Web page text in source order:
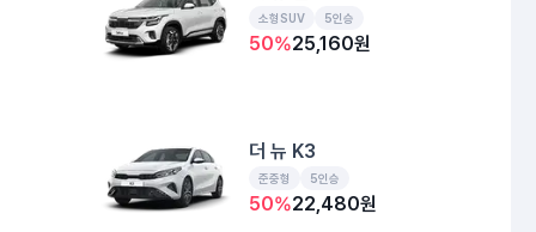
소형SUV 5인승
50%25,160원
더 뉴 K3
준중형 5인승
50%22,480원